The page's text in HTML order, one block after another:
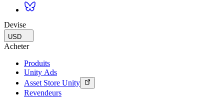
Devise
USD
Acheter
Produits
Unity Ads
Asset Store Unity
Revendeurs